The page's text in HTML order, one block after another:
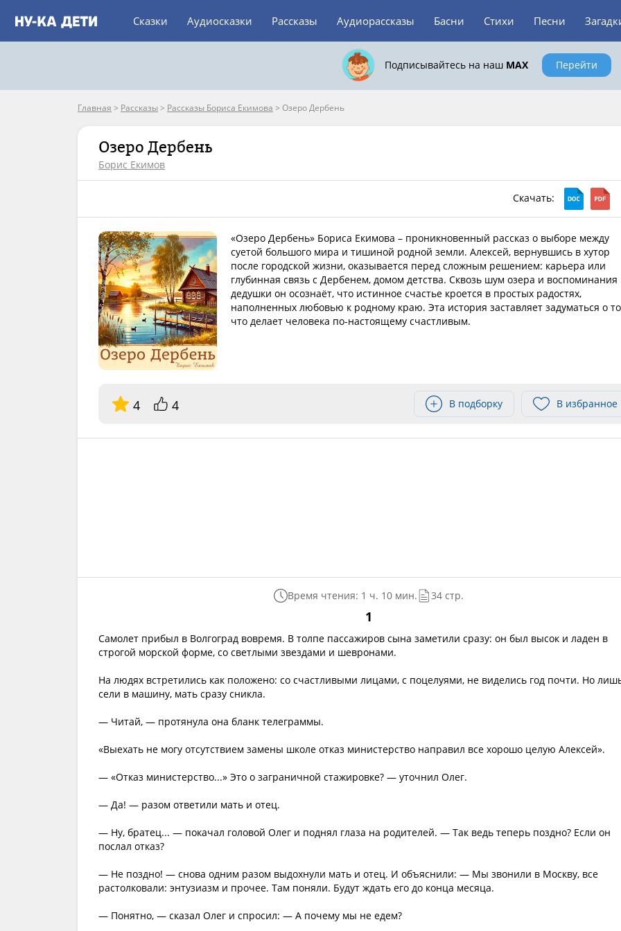
Сказки Аудиосказки Рассказы Аудиорассказы Басни Стихи Песни
Подписывайтесь на наш MAX Перейти
Главная > Рассказы > Рассказы Бориса Екимова > Озеро Дербень
Озеро Дербень
Борис Екимов
Скачать:
«Озеро Дербень» Бориса Екимова – проникновенный рассказ о выборе между
суетой большого мира и тишиной родной земли. Алексей, вернувшись в хутор
после городской жизни, оказывается перед сложным решением: карьера или
глубинная связь с Дербенем, домом детства. Сквозь шум озера и воспоминания
дедушки он осознаёт, что истинное счастье кроется в простых радостях,
наполненных любовью к родному краю. Эта история заставляет задуматься о
что делает человека по-настоящему счастливым.
4 4 В подборку В избранное
Время чтения: 1 ч. 10 мин. 34 стр.
1
Самолет прибыл в Волгоград вовремя. В толпе пассажиров сына заметили сразу: он был высок и ладен в
строгой морской форме, со светлыми звездами и шевронами.
На людях встретились как положено: со счастливыми лицами, с поцелуями, не виделись год почти. Но
сели в машину, мать сразу сникла.
— Читай, — протянула она бланк телеграммы.
«Выехать не могу отсутствием замены школе отказ министерство направил все хорошо целую Алексей».
— «Отказ министерство...» Это о заграничной стажировке? — уточнил Олег.
— Да! — разом ответили мать и отец.
— Ну, братец... — покачал головой Олег и поднял глаза на родителей. — Так ведь теперь поздно? Если он
послал отказ?
— Не поздно! — снова одним разом выдохнули мать и отец. И объяснили: — Мы звонили в Москву, все
растолковали: энтузиазм и прочее. Там поняли. Будут ждать его до конца месяца.
— Понятно, — сказал Олег и спросил: — А почему мы не едем?